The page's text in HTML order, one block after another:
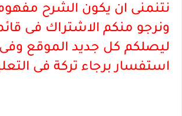
نتنمنى ان يكون الشرح
ونرجو منكم الاشتراك فى
ليصلكم كل جديد الموقع وفى
استفسار برجاء تركة فى